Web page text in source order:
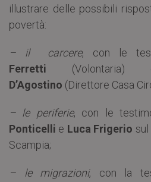
illustrare delle possibili
povertà:
– il carcere, con le
Ferretti
D’Agostino (Direttore Casa
– le periferie, con le
Ponticelli e Luca Frigerio sul
Scampia;
– le migrazioni, con la